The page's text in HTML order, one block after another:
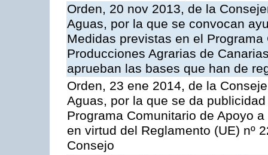
Orden, 20 nov 2013, de la
Aguas, por la que se convocan
Medidas previstas en el
Producciones Agrarias de
aprueban las bases que han de
Orden, 23 ene 2014, de la
Aguas, por la que se da
Programa Comunitario de Apoyo
en virtud del Reglamento (UE) nº
Consejo